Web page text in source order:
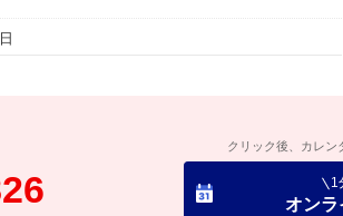
クリック後、カレン
1
オンラ